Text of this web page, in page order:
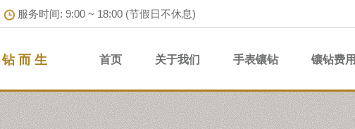
服务时间: 9:00 ~ 18:00 (节假日不休息)
而 生 首页 关于我们 手表镶钻 镶钻费用